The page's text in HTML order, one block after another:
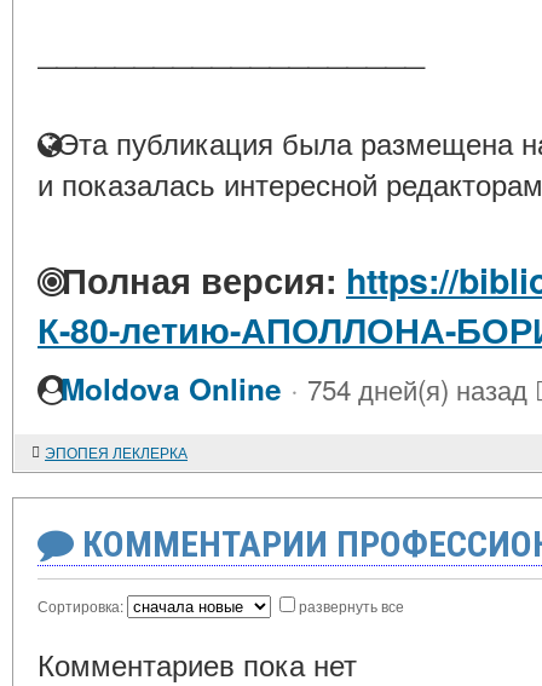
Эта публикация была размещена
и показалась интересной
Полная версия: https://
К-80-летию-АПОЛЛОНА-
Moldova Online · 754 дней(я) назад
ЭПОПЕЯ ЛЕКЛЕРКА
КОММЕНТАРИИ
Сортировка: развернуть все
Комментариев пока нет